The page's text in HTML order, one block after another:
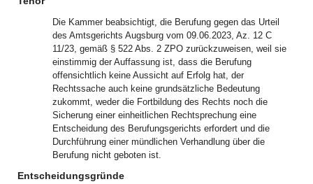
Die Kammer beabsichtigt, die Berufung gegen das Urteil
des Amtsgerichts Augsburg vom 09.06.2023, Az. 12 C
11/23, gemäß § 522 Abs. 2 ZPO zurückzuweisen, weil sie
einstimmig der Auffassung ist, dass die Berufung
offensichtlich keine Aussicht auf Erfolg hat, der
Rechtssache auch keine grundsätzliche Bedeutung
zukommt, weder die Fortbildung des Rechts noch die
Sicherung einer einheitlichen Rechtsprechung eine
Entscheidung des Berufungsgerichts erfordert und die
Durchführung einer mündlichen Verhandlung über die
Berufung nicht geboten ist.
Entscheidungsgründe